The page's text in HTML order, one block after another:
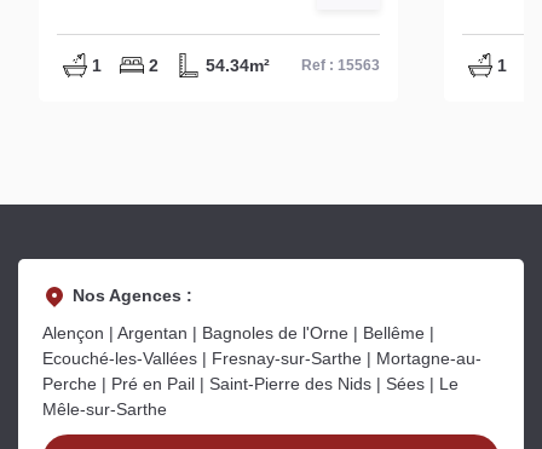
1 2 54.34m² Ref : 15563 1
Nos Agences :
Alençon | Argentan | Bagnoles de l'Orne | Bellême |
Ecouché-les-Vallées | Fresnay-sur-Sarthe | Mortagne-au-
Perche | Pré en Pail | Saint-Pierre des Nids | Sées | Le
Mêle-sur-Sarthe